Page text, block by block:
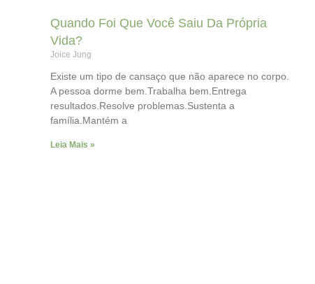
Quando Foi Que Você Saiu Da Própria
Vida?
Joice Jung
Existe um tipo de cansaço que não aparece no corpo.
A pessoa dorme bem.Trabalha bem.Entrega
resultados.Resolve problemas.Sustenta a
família.Mantém a
Leia Mais »